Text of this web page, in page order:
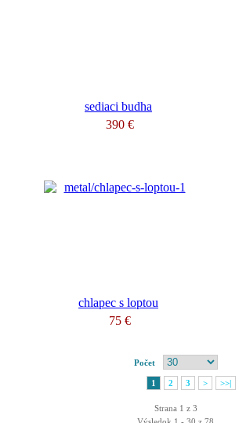
sediaci budha
390 €
chlapec s loptou
75 €
Počet
1 2 3 > >>|
Strana 1 z 3